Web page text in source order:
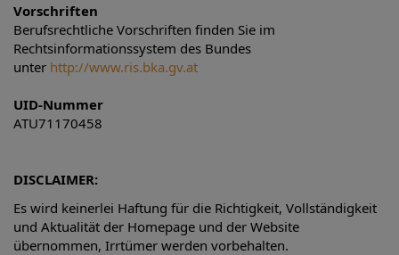
Vorschriften
Berufsrechtliche Vorschriften finden Sie im
Rechtsinformationssystem des Bundes
unter http://www.ris.bka.gv.at
UID-Nummer
ATU71170458
DISCLAIMER:
Es wird keinerlei Haftung für die Richtigkeit, Vollständigkeit
und Aktualität der Homepage und der Website
übernommen, Irrtümer werden vorbehalten.